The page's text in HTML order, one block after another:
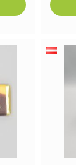
ADDTOCART